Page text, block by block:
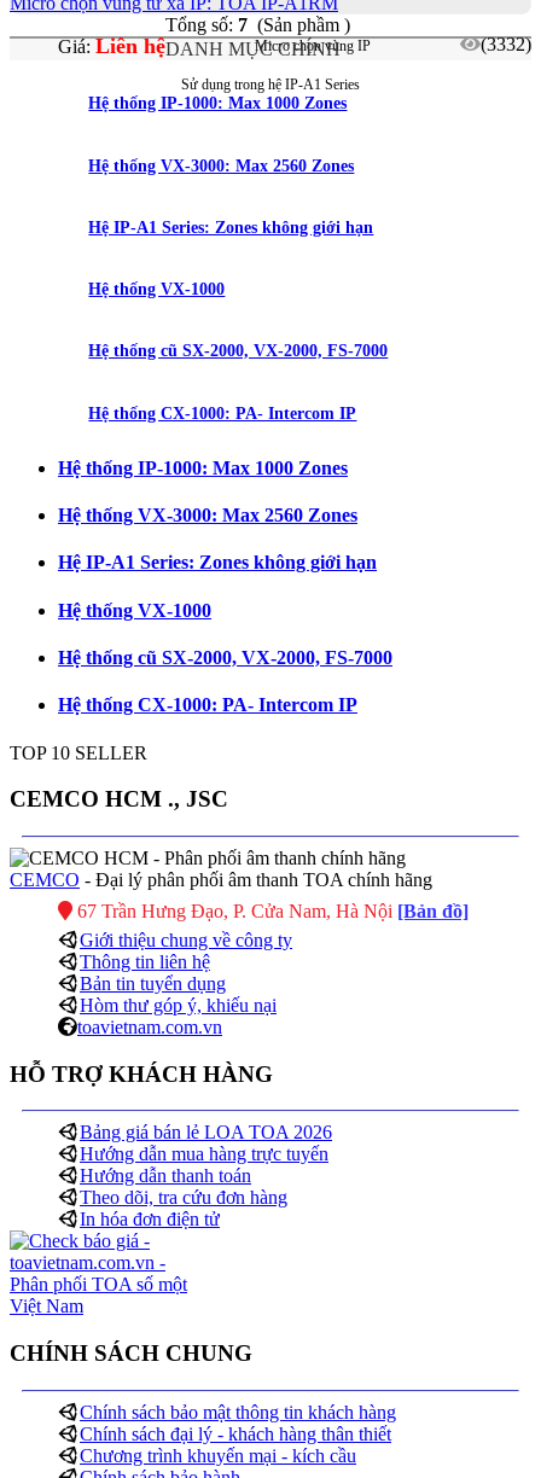
Giá: Liên hệ (3332)
Micro chọn vùng IP
Sử dụng trong hệ IP-A1 Series
Tổng số: 7 (Sản phầm )
DANH MỤC CHÍNH
Hệ thống IP-1000: Max 1000 Zones
Hệ thống VX-3000: Max 2560 Zones
Hệ IP-A1 Series: Zones không giới hạn
Hệ thống VX-1000
Hệ thống cũ SX-2000, VX-2000, FS-7000
Hệ thống CX-1000: PA- Intercom IP
Hệ thống IP-1000: Max 1000 Zones
Hệ thống VX-3000: Max 2560 Zones
Hệ IP-A1 Series: Zones không giới hạn
Hệ thống VX-1000
Hệ thống cũ SX-2000, VX-2000, FS-7000
Hệ thống CX-1000: PA- Intercom IP
TOP 10 SELLER
CEMCO HCM ., JSC
CEMCO - Đại lý phân phối âm thanh TOA chính hãng
67 Trần Hưng Đạo, P. Cửa Nam, Hà Nội [Bản đồ]
Giới thiệu chung về công ty
Thông tin liên hệ
Bản tin tuyển dụng
Hòm thư góp ý, khiếu nại
toavietnam.com.vn
HỖ TRỢ KHÁCH HÀNG
Bảng giá bán lẻ LOA TOA 2026
Hướng dẫn mua hàng trực tuyến
Hướng dẫn thanh toán
Theo dõi, tra cứu đơn hàng
In hóa đơn điện tử
CHÍNH SÁCH CHUNG
Chính sách bảo mật thông tin khách hàng
Chính sách đại lý - khách hàng thân thiết
Chương trình khuyến mại - kích cầu